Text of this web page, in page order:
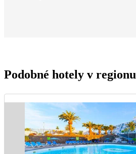
Podobné hotely v regionu